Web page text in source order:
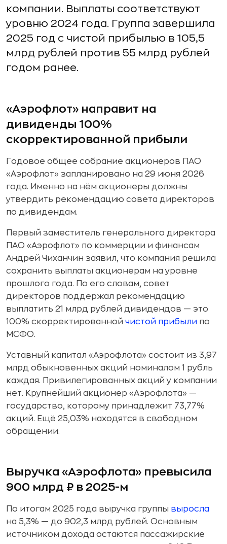
компании. Выплаты соответствуют
уровню 2024 года. Группа завершила
2025 год с чистой прибылью в 105,5
млрд рублей против 55 млрд рублей
годом ранее.
«Аэрофлот» направит на
дивиденды 100%
скорректированной прибыли
Годовое общее собрание акционеров ПАО
«Аэрофлот» запланировано на 29 июня 2026
года. Именно на нём акционеры должны
утвердить рекомендацию совета директоров
по дивидендам.
Первый заместитель генерального директора
ПАО «Аэрофлот» по коммерции и финансам
Андрей Чиханчин заявил, что компания решила
сохранить выплаты акционерам на уровне
прошлого года. По его словам, совет
директоров поддержал рекомендацию
выплатить 21 млрд рублей дивидендов — это
100% скорректированной чистой прибыли по
МСФО.
Уставный капитал «Аэрофлота» состоит из 3,97
млрд обыкновенных акций номиналом 1 рубль
каждая. Привилегированных акций у компании
нет. Крупнейший акционер «Аэрофлота» —
государство, которому принадлежит 73,77%
акций. Ещё 25,03% находятся в свободном
обращении.
Выручка «Аэрофлота» превысила
900 млрд ₽ в 2025-м
По итогам 2025 года выручка группы выросла
на 5,3% — до 902,3 млрд рублей. Основным
источником дохода остаются пассажирские